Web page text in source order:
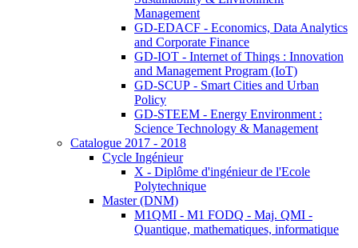
Management
GD-EDACF - Economics, Data Analytics
and Corporate Finance
GD-IOT - Internet of Things : Innovation
and Management Program (IoT)
GD-SCUP - Smart Cities and Urban
Policy
GD-STEEM - Energy Environment :
Science Technology & Management
Catalogue 2017 - 2018
Cycle Ingénieur
X - Diplôme d'ingénieur de l'Ecole
Polytechnique
Master (DNM)
M1QMI - M1 FODQ - Maj. QMI -
Quantique, mathematiques, informatique